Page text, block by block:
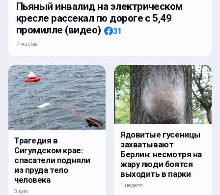
Пьяный инвалид на электрическом
кресле рассекал по дороге с 5,49
промилле (видео)
31
7 часов
Трагедия в
Сигулдском крае:
спасатели подняли
из пруда тело
человека
3 дня
Ядовитые гусеницы
захватывают
Берлин: несмотря на
жару люди боятся
выходить в парки
1 неделя